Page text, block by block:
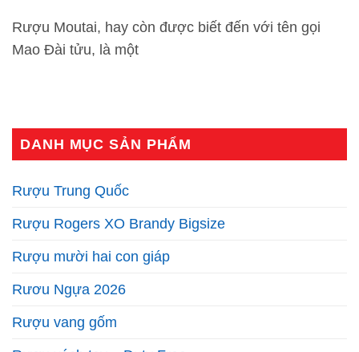
Rượu Moutai, hay còn được biết đến với tên gọi
Mao Đài tửu, là một
DANH MỤC SẢN PHẨM
Rượu Trung Quốc
Rượu Rogers XO Brandy Bigsize
Rượu mười hai con giáp
Rươu Ngựa 2026
Rượu vang gốm